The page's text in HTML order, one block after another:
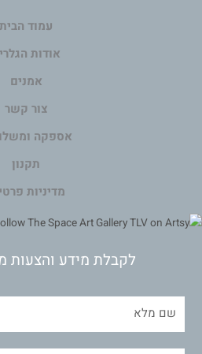
עמוד הבית
אודות
אמנים
צור קשר
אספקה
תקנון
מדיניות
לקבלת מידע והצעות